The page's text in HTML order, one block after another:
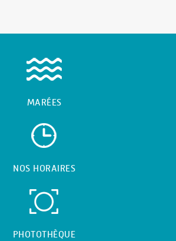
MARÉES
NOS HORAIRES
PHOTOTHÈQUE